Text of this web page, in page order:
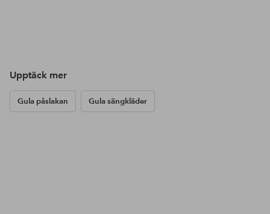
Upptäck mer
Gula påslakan Gula sängkläder